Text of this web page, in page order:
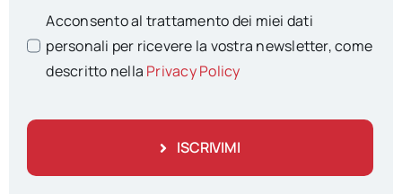
Acconsento al trattamento dei miei dati
personali per ricevere la vostra newsletter, come
descritto nella Privacy Policy
ISCRIVIMI